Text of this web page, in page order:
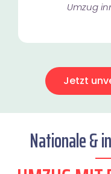
Umzug
Jetzt
Nationale &